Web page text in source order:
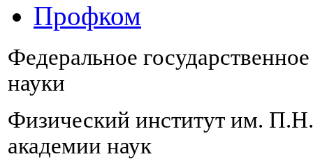
Профком
Федеральное
науки
Физический институт им.
академии наук